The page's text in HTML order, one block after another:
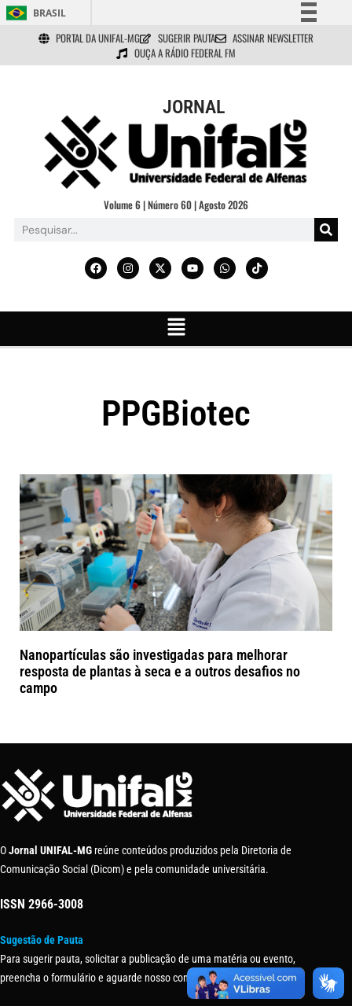
BRASIL
Simplifique!
Comunica BR
Acesso à informação
Legislação
Canais
PORTAL DA UNIFAL-MG SUGERIR PAUTA
ASSINAR NEWSLETTER
OUÇA A RÁDIO FEDERAL FM
JORNAL
Volume 6 | Número 60 | Agosto 2026
PPGBiotec
Nanopartículas são investigadas para melhorar
resposta de plantas à seca e a outros desafios no
campo
OJornal UNIFAL-MG reúne conteúdos produzidos pela Diretoria de
Comunicação Social (Dicom) e pela comunidade universitária.
ISSN 2966-3008
Sugestão de Pauta
Para sugerir pauta, solicitar a publicação de uma matéria ou evento,
preencha o formulário e aguarde nosso contato.